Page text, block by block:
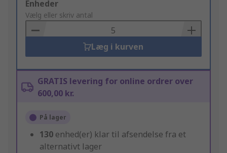
Add
to
Basket
Enheder
Vælg eller skriv antal
Læg i kurven
GRATIS levering for online ordrer over
600,00 kr.
På lager
130 enhed(er) klar til afsendelse fra et
alternativt lager